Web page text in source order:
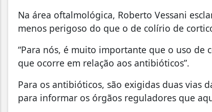
Na área oftalmológica, Roberto Vessani
menos perigoso do que o de colírio de
“Para nós, é muito importante que o uso de
que ocorre em relação aos antibióticos”.
Para os antibióticos, são exigidas duas vias
para informar os órgãos reguladores que